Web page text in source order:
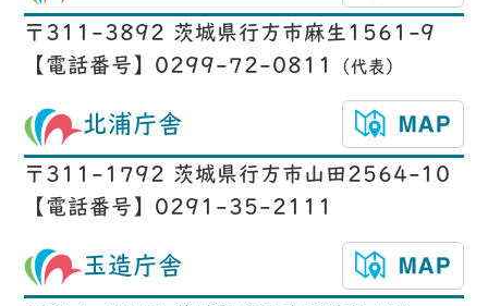
〒311-3892 茨城県行方市麻生1561-9
【電話番号】0299-72-0811
（代表）
北浦庁舎
〒311-1792 茨城県行方市山田2564-10
【電話番号】0291-35-2111
玉造庁舎